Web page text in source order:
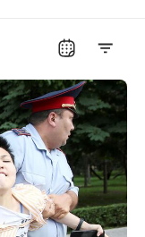
СССР
структуры